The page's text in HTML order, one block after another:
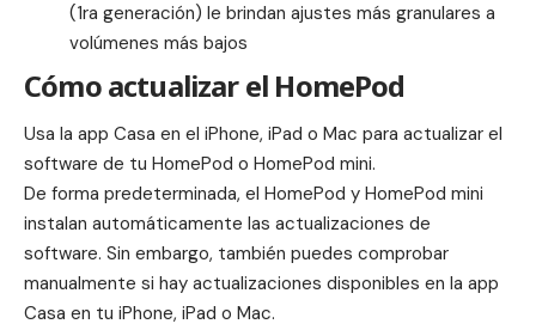
(1ra generación) le brindan ajustes más granulares a
volúmenes más bajos
Cómo actualizar el HomePod
Usa la app Casa en el iPhone, iPad o Mac para actualizar el
software de tu HomePod o HomePod mini.
De forma predeterminada, el HomePod y HomePod mini
instalan automáticamente las actualizaciones de
software. Sin embargo, también puedes comprobar
manualmente si hay actualizaciones disponibles en la app
Casa en tu iPhone, iPad o Mac.